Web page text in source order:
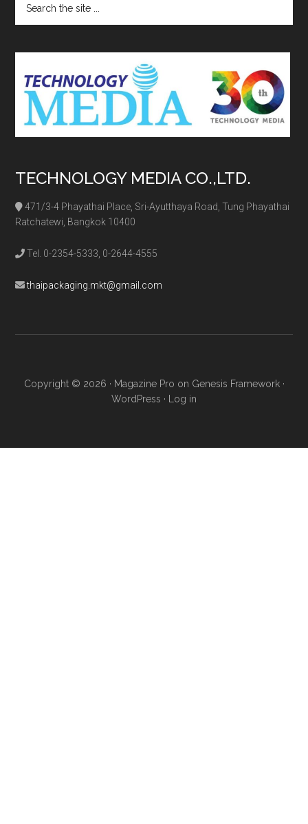
the
TECHNOLOGY MEDIA CO.,LTD.
471/3-4 Phayathai Place, Sri-Ayutthaya Road, Tung Phayathai
Ratchatewi, Bangkok 10400
Tel. 0-2354-5333, 0-2644-4555
thaipackaging.mkt@gmail.com
Copyright © 2026 · Magazine Pro on Genesis Framework·
WordPress · Log in